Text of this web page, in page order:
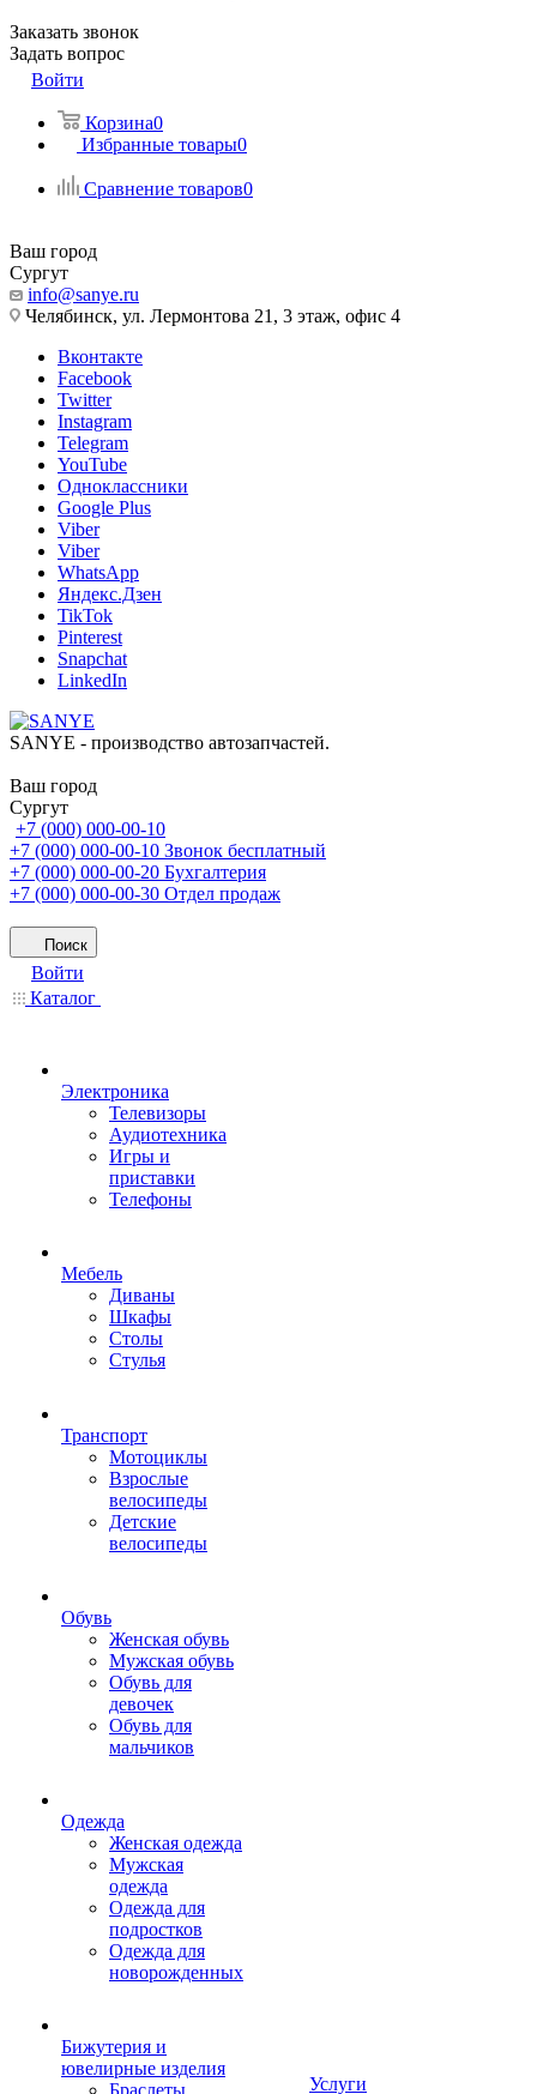
Заказать звонок
Задать вопрос
Войти
Корзина0
Избранные товары0
Сравнение товаров0
Ваш город
Сургут
info@sanye.ru
Челябинск, ул. Лермонтова 21, 3 этаж, офис 4
Вконтакте
Facebook
Twitter
Instagram
Telegram
YouTube
Одноклассники
Google Plus
Viber
Viber
WhatsApp
Яндекс.Дзен
TikTok
Pinterest
Snapchat
LinkedIn
SANYE - производство автозапчастей.
Ваш город
Сургут
+7 (000) 000-00-10
+7 (000) 000-00-10 Звонок бесплатный
+7 (000) 000-00-20 Бухгалтерия
+7 (000) 000-00-30 Отдел продаж
Поиск
Войти
Каталог
Электроника
Телевизоры
Аудиотехника
Игры и
приставки
Телефоны
Мебель
Диваны
Шкафы
Столы
Стулья
Транспорт
Мотоциклы
Взрослые
велосипеды
Детские
велосипеды
Обувь
Женская обувь
Мужская обувь
Обувь для
девочек
Обувь для
мальчиков
Одежда
Женская одежда
Мужская
одежда
Одежда для
подростков
Одежда для
новорожденных
Бижутерия и
ювелирные изделия
Браслеты
Услуги